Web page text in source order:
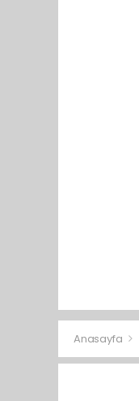
Anasayfa